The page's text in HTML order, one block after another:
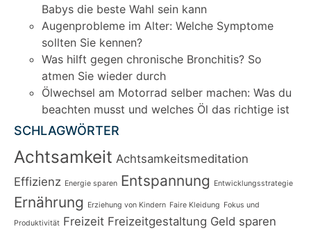
Babys die beste Wahl sein kann
Augenprobleme im Alter: Welche Symptome
sollten Sie kennen?
Was hilft gegen chronische Bronchitis? So
atmen Sie wieder durch
Ölwechsel am Motorrad selber machen: Was du
beachten musst und welches Öl das richtige ist
SCHLAGWÖRTER
Achtsamkeit Achtsamkeitsmeditation
Effizienz Energie sparen Entspannung Entwicklungsstrategie
Ernährung Erziehung von Kindern Faire Kleidung Fokus und
Produktivität Freizeit Freizeitgestaltung Geld sparen